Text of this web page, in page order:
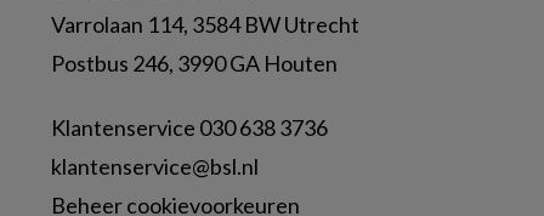
Varrolaan 114, 3584 BW Utrecht
Postbus 246, 3990 GA Houten
Klantenservice 030 638 3736
klantenservice@bsl.nl
Beheer cookievoorkeuren